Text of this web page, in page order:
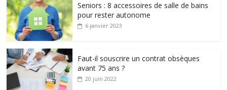
Seniors : 8 accessoires de salle de bains
pour rester autonome
6 janvier 2023
Faut-il souscrire un contrat obsèques
avant 75 ans ?
20 juin 2022